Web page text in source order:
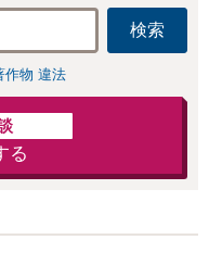
検索
作物 違法
る